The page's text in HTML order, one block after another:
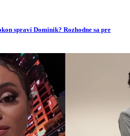
spraví Dominik? Rozhodne sa pre